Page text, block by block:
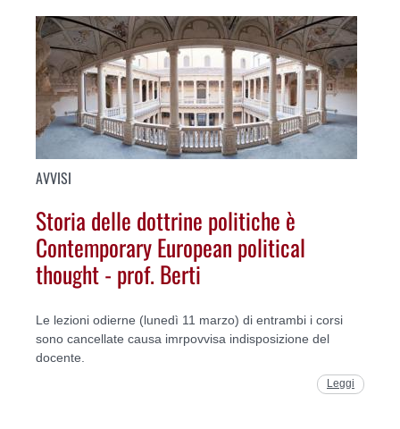
AVVISI
Storia delle dottrine politiche è
Contemporary European political
thought - prof. Berti
Le lezioni odierne (lunedì 11 marzo) di entrambi i corsi
sono cancellate causa imrpovvisa indisposizione del
docente.
Leggi